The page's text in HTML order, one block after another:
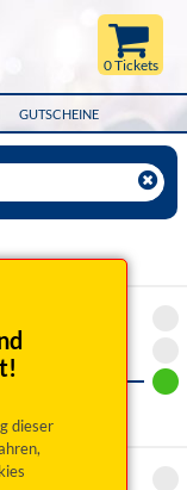
GUTSCHEINE
0 Tickets
dieser
Uhr
Werner
Uhr